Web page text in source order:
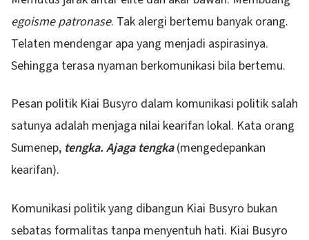
egoisme patronase. Tak alergi bertemu banyak orang.
Telaten mendengar apa yang menjadi aspirasinya.
Sehingga terasa nyaman berkomunikasi bila bertemu.
Pesan politik Kiai Busyro dalam komunikasi politik salah
satunya adalah menjaga nilai kearifan lokal. Kata orang
Sumenep, tengka. Ajaga tengka(mengedepankan
kearifan).
Komunikasi politik yang dibangun Kiai Busyro bukan
sebatas formalitas tanpa menyentuh hati. Kiai Busyro